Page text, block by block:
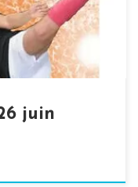
[…]
juin